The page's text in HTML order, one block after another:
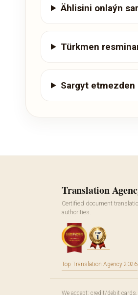
Ählisini onlaýn
Türkmen
Sargyt
Translation
Certified document
authorities.
Top Translation Agency 2026
We accept: credit/debit